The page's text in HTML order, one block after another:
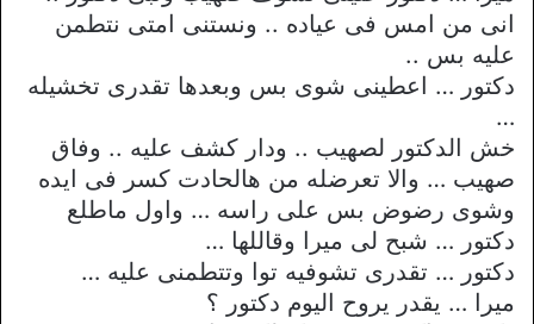
انى من امس فى عياده .. ونستنى امتى نتطمن
عليه بس ..
دكتور … اعطينى شوى بس وبعدها تقدرى تخشيله
…
خش الدكتور لصهيب .. ودار كشف عليه .. وفاق
صهيب … والا تعرضله من هالحادت كسر فى ايده
وشوى رضوض بس على راسه … واول ماطلع
دكتور … شبح لى ميرا وقاللها …
دكتور … تقدرى تشوفيه توا وتتطمنى عليه …
ميرا … يقدر يروح اليوم دكتور ؟